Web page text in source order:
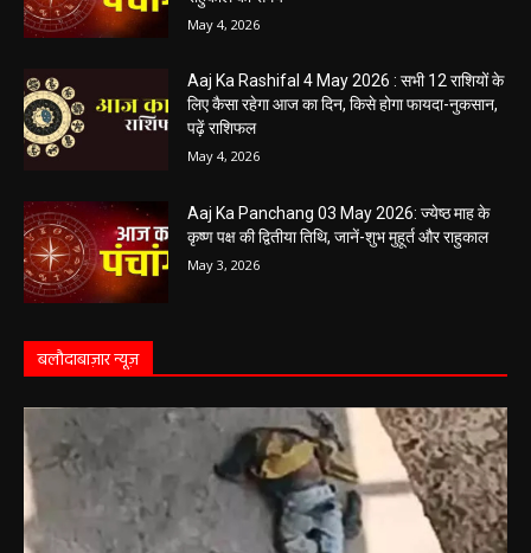
सर्वार्थ सिद्धि योग, नोट करें दिन के शुभ-अशुभ मुहूर्त, जानें
राहुकाल का समय
Aaj Ka Rashifal 4 May 2026 : सभी 12 राशियों के
लिए कैसा रहेगा आज का दिन, किसे होगा फायदा-नुकसान,
पढ़ें राशिफल
Aaj Ka Panchang 03 May 2026: ज्येष्ठ माह के
कृष्ण पक्ष की द्वितीया तिथि, जानें-शुभ मुहूर्त और राहुकाल